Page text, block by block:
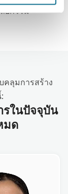
ยกรรม
คลุมการสร้าง
รในปัจจุบัน
มด